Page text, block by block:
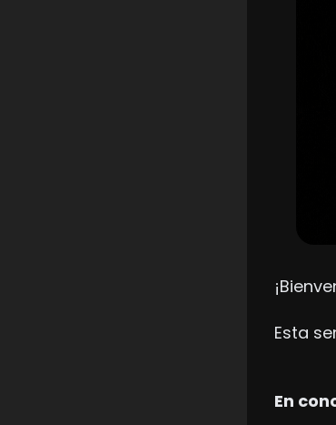
Esta
En